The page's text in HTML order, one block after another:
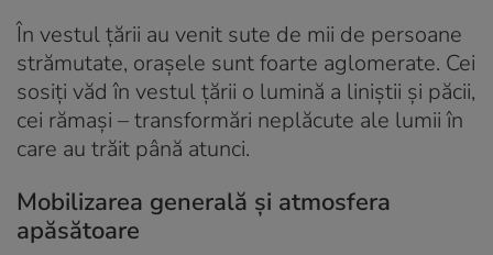
În vestul țării au venit sute de mii de persoane
strămutate, orașele sunt foarte aglomerate. Cei
sosiți văd în vestul țării o lumină a liniștii și păcii,
cei rămași – transformări neplăcute ale lumii în
care au trăit până atunci.
Mobilizarea generală și atmosfera
apăsătoare